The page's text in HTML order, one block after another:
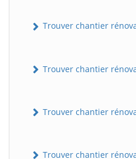
Trouver chantier
Trouver chantier
Trouver chantier
Trouver chantier